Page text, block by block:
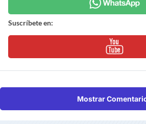
Suscríbete en:
Mostrar